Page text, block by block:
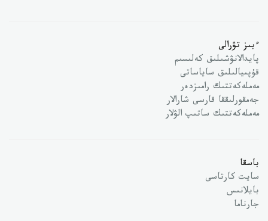
ءبىز تۋرالى
پايدالانۋشىلىق كەلىسىم
قۇپىيالىلىق ساياساتى
مەملەكەتتىك رامىزدەر
جەمقورلىققا قارسى شارالار
مەملەكەتتىك ساتىپ الۋلار
باسقا
سايت كارتاسى
بايلانىس
جارناما